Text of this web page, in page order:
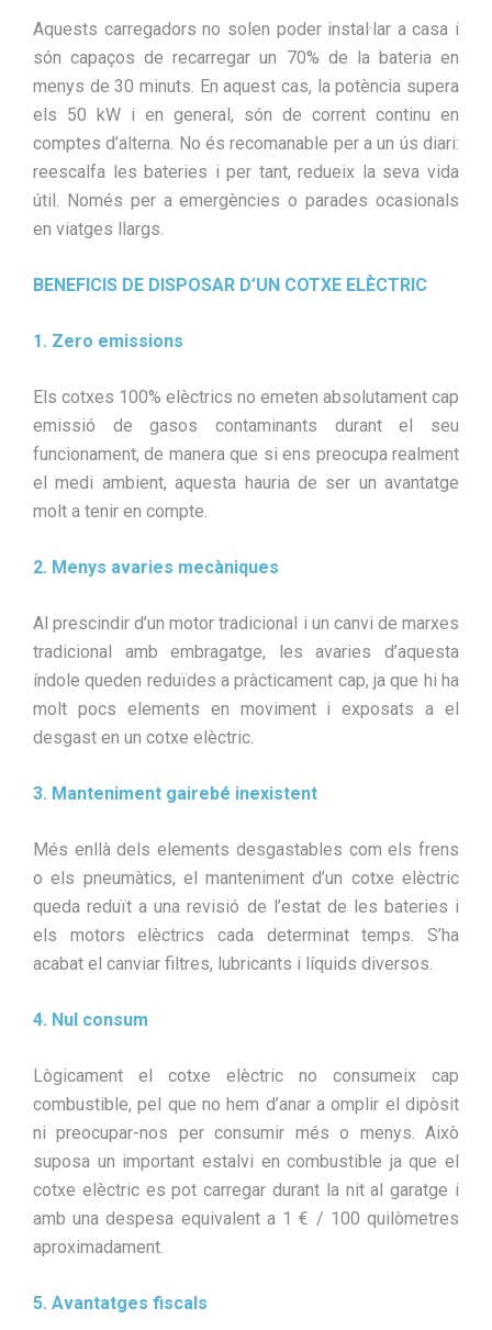
Aquests carregadors no solen poder instal·lar a casa i
són capaços de recarregar un 70% de la bateria en
menys de 30 minuts. En aquest cas, la potència supera
els 50 kW i en general, són de corrent continu en
comptes d’alterna. No és recomanable per a un ús diari:
reescalfa les bateries i per tant, redueix la seva vida
útil. Només per a emergències o parades ocasionals
en viatges llargs.
BENEFICIS DE DISPOSAR D’UN COTXE ELÈCTRIC
1. Zero emissions
Els cotxes 100% elèctrics no emeten absolutament cap
emissió de gasos contaminants durant el seu
funcionament, de manera que si ens preocupa realment
el medi ambient, aquesta hauria de ser un avantatge
molt a tenir en compte.
2. Menys avaries mecàniques
Al prescindir d’un motor tradicional i un canvi de marxes
tradicional amb embragatge, les avaries d’aquesta
índole queden reduïdes a pràcticament cap, ja que hi ha
molt pocs elements en moviment i exposats a el
desgast en un cotxe elèctric.
3. Manteniment gairebé inexistent
Més enllà dels elements desgastables com els frens
o els pneumàtics, el manteniment d’un cotxe elèctric
queda reduït a una revisió de l’estat de les bateries i
els motors elèctrics cada determinat temps. S’ha
acabat el canviar filtres, lubricants i líquids diversos.
4. Nul consum
Lògicament el cotxe elèctric no consumeix cap
combustible, pel que no hem d’anar a omplir el dipòsit
ni preocupar-nos per consumir més o menys. Això
suposa un important estalvi en combustible ja que el
cotxe elèctric es pot carregar durant la nit al garatge i
amb una despesa equivalent a 1 € / 100 quilòmetres
aproximadament.
5. Avantatges fiscals